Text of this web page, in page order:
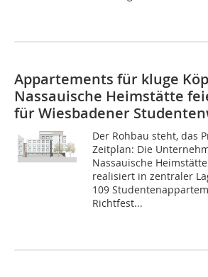
Appartements für kluge
Nassauische Heimstätte
für Wiesbadener
Der Rohbau steht, das
Zeitplan: Die
Nassauische
realisiert in zentraler
109
Richtfest...